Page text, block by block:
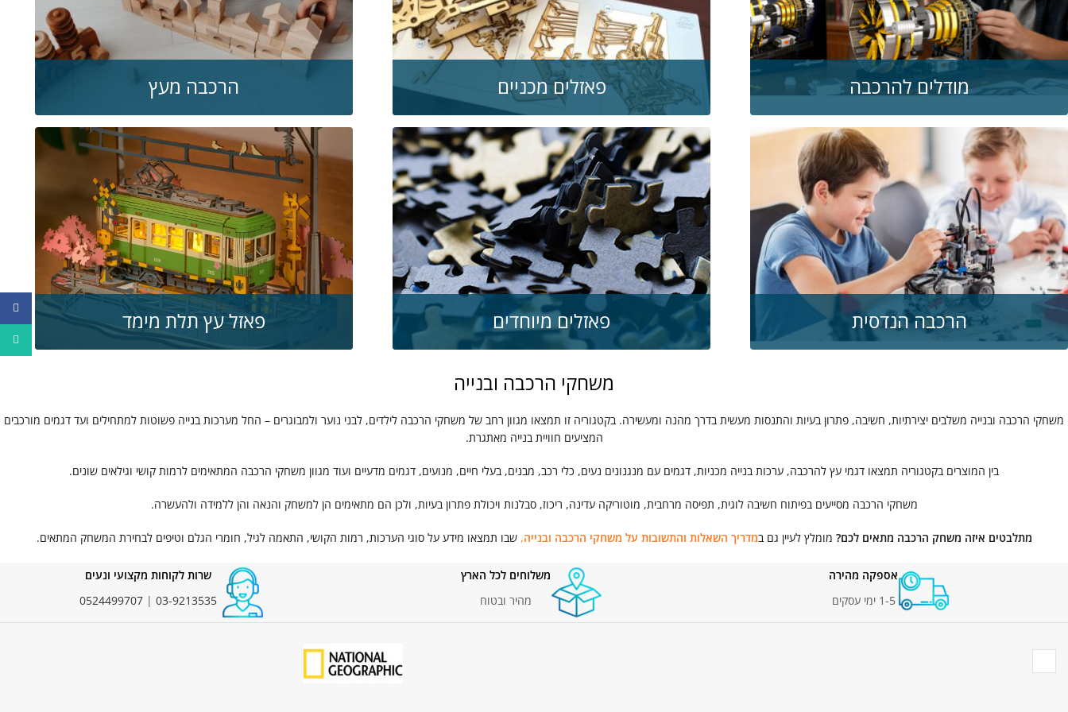
מודלים להרכבה פאזלים מכניים הרכבה מעץ
הרכבה הנדסית פאזלים מיוחדים פאזל עץ תלת מימד
משחקי הרכבה ובנייה
משחקי הרכבה ובנייה משלבים יצירתיות, חשיבה, פתרון בעיות והתנסות מעשית בדרך מהנה ומעשירה. בקטגוריה זו תמצאו מגוון רחב של משחקי הרכבה לילדים, לבני נוער ולמבוגרים – החל מערכות בנייה פשוטות למתחילים ועד דגמים מורכבים
המציעים חוויית בנייה מאתגרת.
בין המוצרים בקטגוריה תמצאו דגמי עץ להרכבה, ערכות בנייה מכניות, דגמים עם מנגנונים נעים, כלי רכב, מבנים, בעלי חיים, מנועים, דגמים מדעיים ועוד מגוון משחקי הרכבה המתאימים לרמות קושי וגילאים שונים.
משחקי הרכבה מסייעים בפיתוח חשיבה לוגית, תפיסה מרחבית, מוטוריקה עדינה, ריכוז, סבלנות ויכולת פתרון בעיות, ולכן הם מתאימים הן למשחק והנאה והן ללמידה ולהעשרה.
מתלבטים איזה משחק הרכבה מתאים לכם? מומלץ לעיין גם במדריך השאלות והתשובות על משחקי הרכבה ובנייה, שבו תמצאו מידע על סוגי הערכות, רמות הקושי, התאמה לגיל, חומרי הגלם וטיפים לבחירת המשחק המתאים.
אספקה מהירה
1-5 ימי עסקים
משלוחים לכל הארץ
מהיר ובטוח
שרות לקוחות מקצועי ונעים
03-9213535
|
0524499707